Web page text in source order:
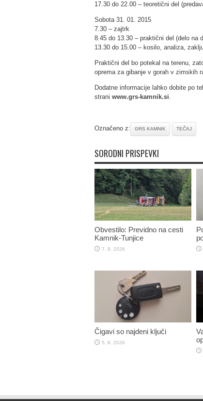
17.30 do 22.00 – teoretični del
Sobota 31. 01. 2015
7.30 – zajtrk
8.45 do 13.30 – praktični del (delo na
13.30 do 15.00 – kosilo, analiza,
Praktični del bo potekal na terenu,
oprema za gibanje v gorah v zimskih
Dodatne informacije lahko dobite po
strani www.grs-kamnik.si.
Označeno z: GRS KAMNIK TEČAJ
SORODNI PRISPEVKI
Obvestilo: Previdno na cesti
Kamnik-Tunjice
7. 8. 2026
Čigavi so najdeni ključi
5. 8. 2026